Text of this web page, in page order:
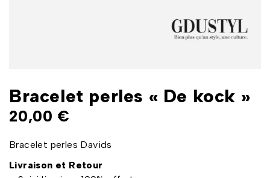
Bracelet perles « De kock »
20,00 €
Bracelet perles Davids
Livraison et Retour